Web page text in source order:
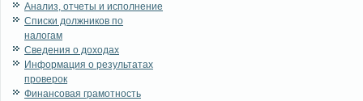
Анализ, отчеты и исполнение
Списки должников по
налогам
Сведения о доходах
Информация о результатах
проверок
Финансовая грамотность